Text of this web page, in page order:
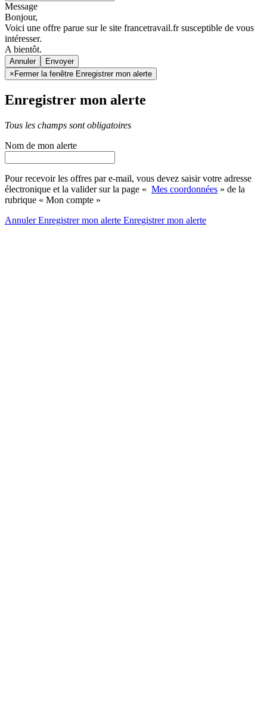
Message
Bonjour,
Voici une offre parue sur le site francetravail.fr susceptible de vous
intéresser.
A bientôt.
Annuler
× Fermer la fenêtre Enregistrer mon alerte
Enregistrer mon alerte
Tous les champs sont obligatoires
Nom de mon alerte
Pour recevoir les offres par e-mail, vous devez saisir votre adresse
électronique et la valider sur la page « Mes coordonnées » de la
rubrique « Mon compte »
AnnulerEnregistrer mon alerte Enregistrermon alerte